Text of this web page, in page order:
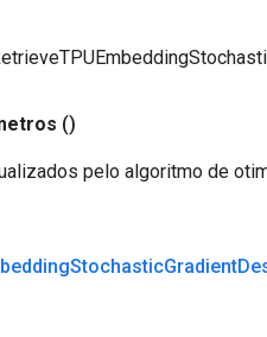
()
pelo algoritmo de
StochasticGradient